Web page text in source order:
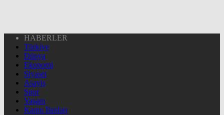
HABERLER
Türkiye
Dünya
Ekonomi
Siyaset
Asayiş
Spor
Yaşam
Kamu İlanları